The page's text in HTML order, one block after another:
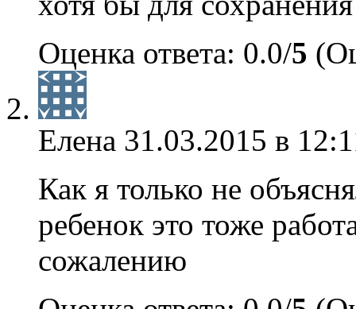
Оценка ответа: 0.0/5
Елена 31.03.2015 в
Как я только не
ребенок это тоже
сожалению